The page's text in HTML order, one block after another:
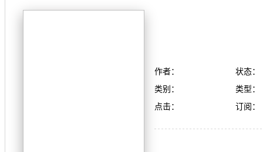
作者：
状态：
类别：
类型：
点击：
订阅：